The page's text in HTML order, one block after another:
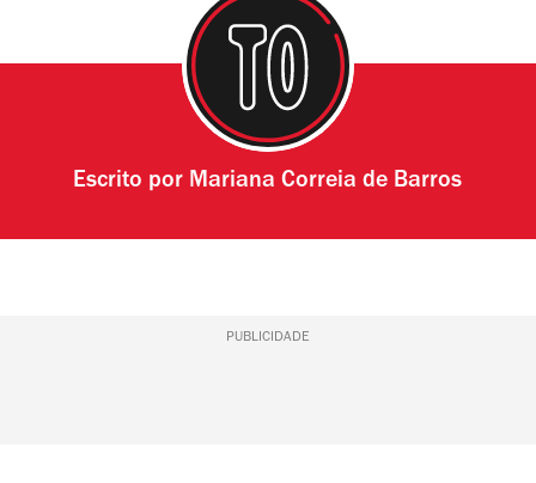
Escrito por Mariana Correia de Barros
PUBLICIDADE